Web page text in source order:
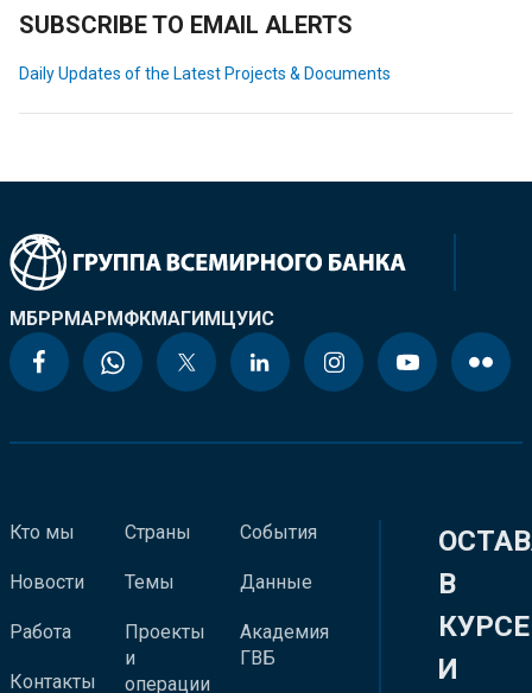
SUBSCRIBE TO EMAIL ALERTS
Daily Updates of the Latest Projects & Documents
МБРРМАРМФКМАГИМЦУИС
Кто мы
Новости
Работа
Контакты
Страны
Темы
Проекты
и
операции
События
Данные
Академия
ГВБ
В
КУРСЕ
И